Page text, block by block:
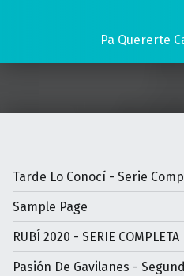
Pa Quererte
Tarde Lo Conocí - Serie
Sample Page
RUBÍ 2020 - SERIE COMPLETA
Pasión De Gavilanes -